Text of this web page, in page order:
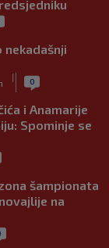
nekadašnji
| 0
i Anamarije
Spominje se
šampionata
na